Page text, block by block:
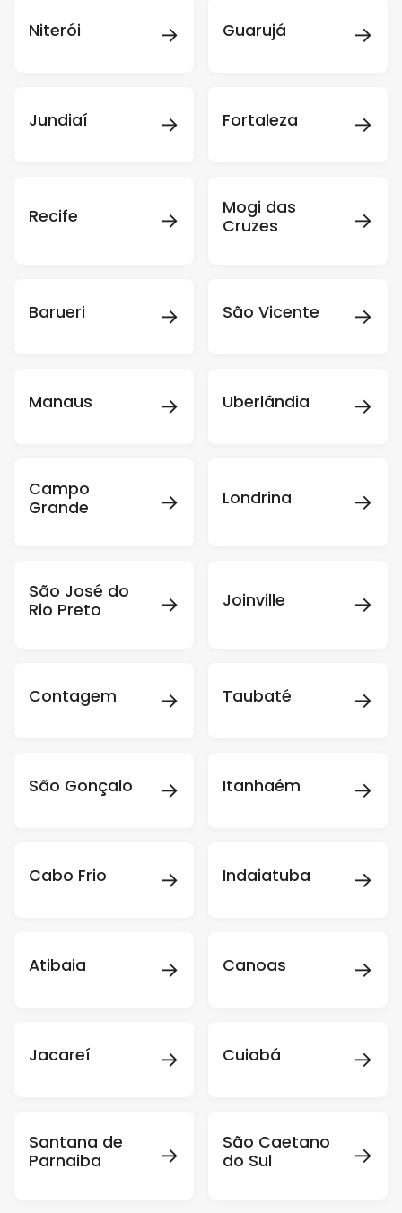
Niterói → Guarujá →
Jundiaí → Fortaleza →
Recife →
Mogi das
Cruzes
→
Barueri → São Vicente →
Manaus → Uberlândia →
Campo
Grande
→ Londrina →
São José do
Rio Preto
→ Joinville →
Contagem → Taubaté →
São Gonçalo → Itanhaém →
Cabo Frio → Indaiatuba →
Atibaia → Canoas →
Jacareí → Cuiabá →
Santana de
Parnaiba
→
São Caetano
do Sul
→